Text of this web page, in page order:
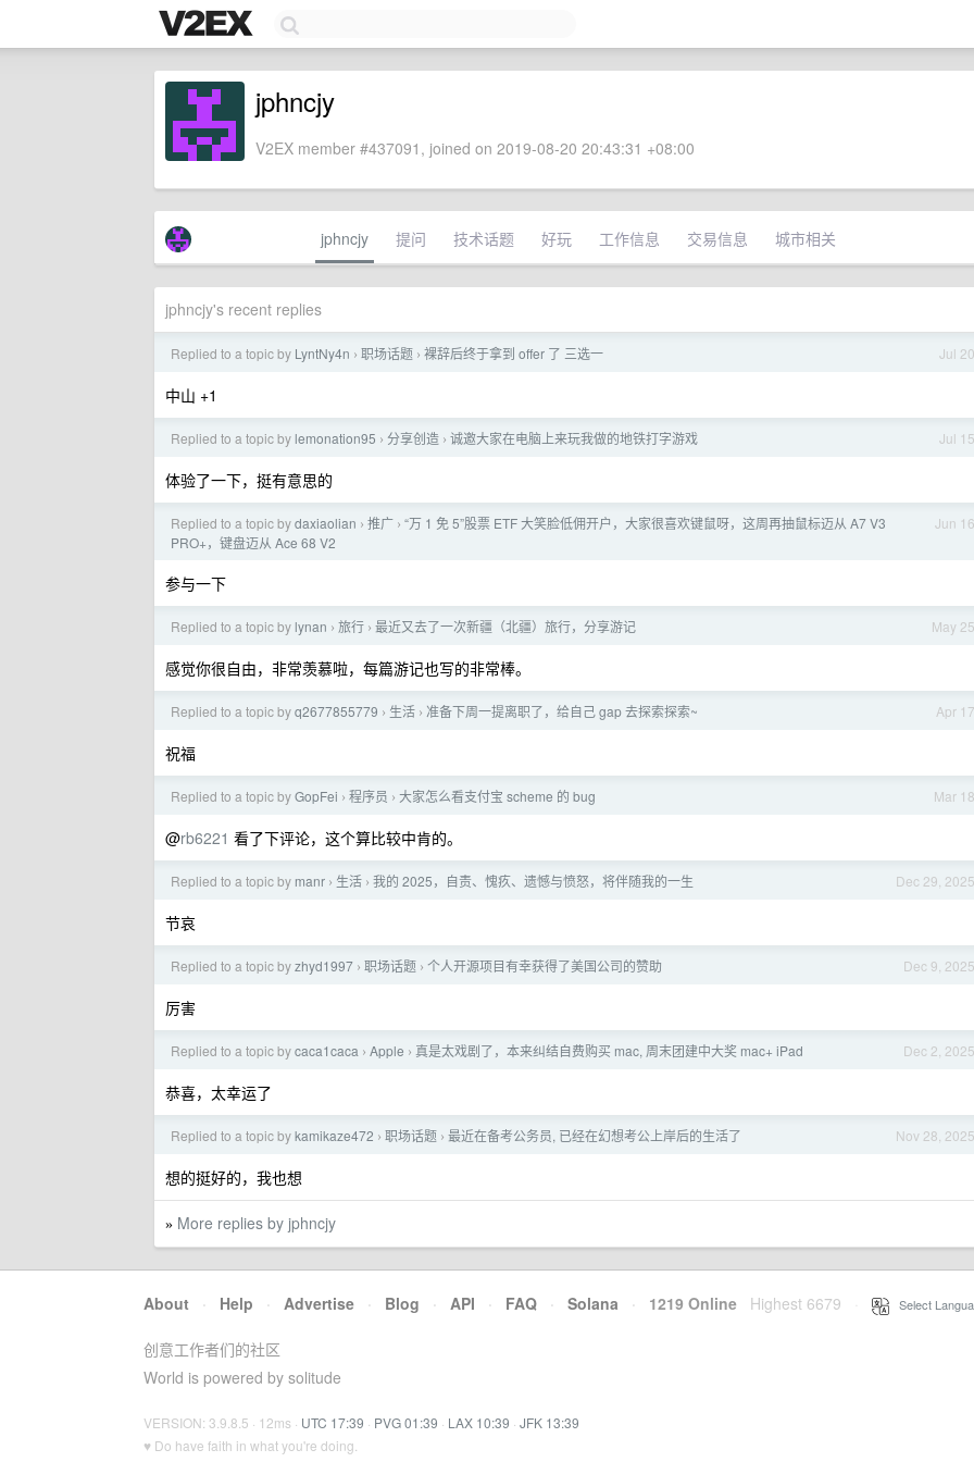
jphncjy
V2EX member #437091, joined on 2019-08-20 20:43:31 +08:00
jphncjy 提问 技术话题 好玩 工作信息 交易信息 城市相关
jphncjy's recent replies
Jul 20
Replied to a topic by LyntNy4n › 职场话题 › 裸辞后终于拿到 offer 了 三选一
中山 +1
Jul 15
Replied to a topic by lemonation95 › 分享创造 › 诚邀大家在电脑上来玩我做的地铁打字游戏
体验了一下，挺有意思的
Jun 16
Replied to a topic bydaxiaolian › 推广 › “万 1 免 5”股票 ETF 大笑脸低佣开户，大家很喜欢键鼠呀，这周再抽鼠标迈从 A7 V3
PRO+，键盘迈从 Ace 68 V2
参与一下
May 25
Replied to a topic by lynan › 旅行 › 最近又去了一次新疆（北疆）旅行，分享游记
感觉你很自由，非常羡慕啦，每篇游记也写的非常棒。
Apr 17
Replied to a topic byq2677855779 › 生活 › 准备下周一提离职了，给自己 gap 去探索探索~
祝福
Mar 18
Replied to a topic byGopFei › 程序员 › 大家怎么看支付宝 scheme 的 bug
@rb6221 看了下评论，这个算比较中肯的。
Dec 29, 2025
Replied to a topic by manr › 生活 › 我的 2025，自责、愧疚、遗憾与愤怒，将伴随我的一生
节哀
Dec 9, 2025
Replied to a topic byzhyd1997 › 职场话题 › 个人开源项目有幸获得了美国公司的赞助
厉害
Dec 2, 2025
Replied to a topic bycaca1caca › Apple › 真是太戏剧了，本来纠结自费购买 mac, 周末团建中大奖 mac+ iPad
恭喜，太幸运了
Nov 28, 2025
Replied to a topic bykamikaze472 › 职场话题 › 最近在备考公务员, 已经在幻想考公上岸后的生活了
想的挺好的，我也想
» More replies by jphncjy
About · Help · Advertise · Blog · API · FAQ · Solana · 1219 Online Highest 6679 Select
创意工作者们的社区
World is powered by solitude
VERSION: 3.9.8.5 · 12ms · UTC 17:39 · PVG 01:39 · LAX 10:39 · JFK 13:39
♥ Do have faith in what you're doing.